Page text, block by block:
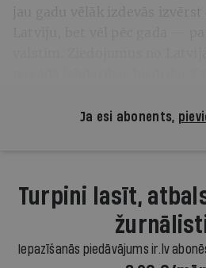
Ja esi abonents,
Turpini lasīt,
Iepazīšanās piedāvājums ir.lv